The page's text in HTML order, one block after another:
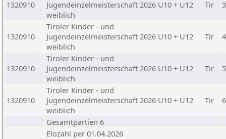
1320910
Jugendeinzelmeisterschaft 2026 U10 + U12
weiblich
Tir 3
1320910
Tiroler Kinder - und
Jugendeinzelmeisterschaft 2026 U10 + U12
weiblich
Tir 4
1320910
Tiroler Kinder - und
Jugendeinzelmeisterschaft 2026 U10 + U12
weiblich
Tir 5
1320910
Tiroler Kinder - und
Jugendeinzelmeisterschaft 2026 U10 + U12
weiblich
Tir 6
Gesamtpartien 6
Elozahl per 01.04.2026